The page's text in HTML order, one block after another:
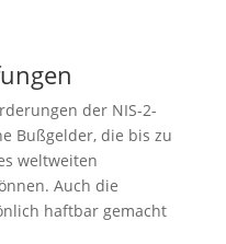
der NIS-2-
Bußgelder, die bis zu
weltweiten
Auch die
haftbar gemacht